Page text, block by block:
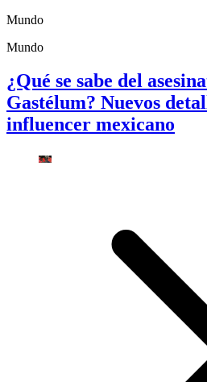
Mundo
Mundo
¿Qué se sabe del
Gastélum? Nuevos
influencer mexicano